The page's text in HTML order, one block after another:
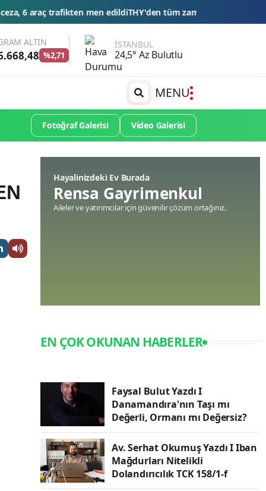
men edildiTHY'den tüm zamanların yolcu ve uçuş rekoru
ALTIN
%2,71
İSTANBUL
24,5° Az Bulutlu
MENU
Fotoğraf Galerisi Video Galerisi
Hayalinizdeki Ev Burada
Rensa Gayrimenkul
Aileler ve yatırımcılar için güvenilir çözüm ortağınız.
EN ÇOK OKUNAN HABERLER
Faysal Bulut Yazdı I
Danamandıra'nın Taşı mı
Değerli, Ormanı mı Değersiz?
Av. Serhat Okumuş Yazdı I Iban
Mağdurları Nitelikli
Dolandırıcılık TCK 158/1-f